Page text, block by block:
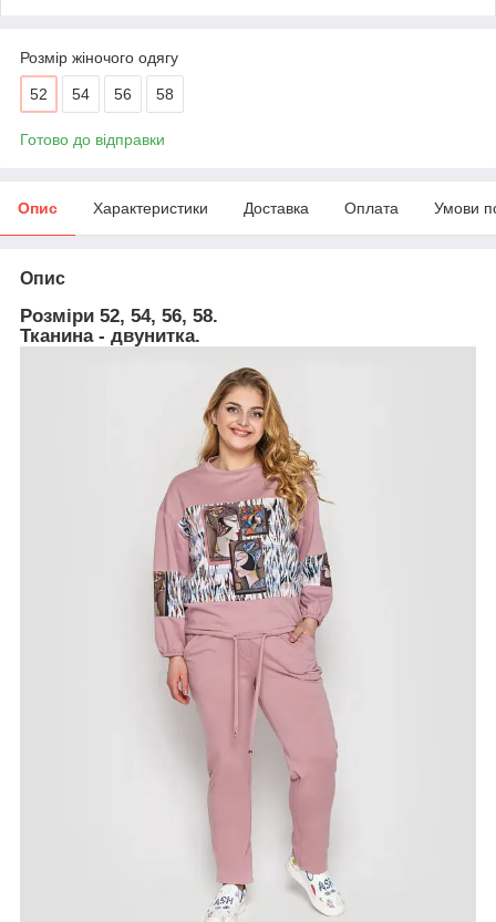
Розмір жіночого одягу
52 54 56 58
Готово до відправки
Опис Характеристики Доставка Оплата Умови
Опис
Розміри 52, 54, 56, 58.
Тканина - двунитка.